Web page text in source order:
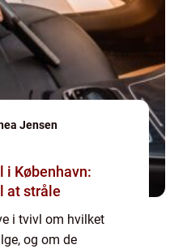
Jensen
i København:
at stråle
i tvivl om hvilket
og om de